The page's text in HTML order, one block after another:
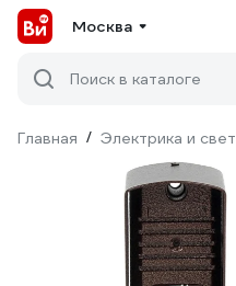
Москва
Поиск в каталоге
Главная / Электрика и свет